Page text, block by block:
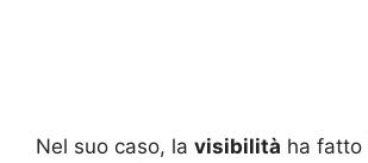
Nel suo caso, la visibilità ha fatto